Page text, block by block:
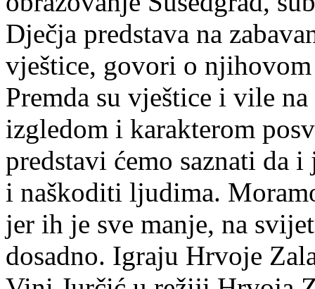
Dječja predstava na
vještice, govori o
Premda su vještice i vile
izgledom i karakterom
predstavi ćemo saznati da
i naškoditi ljudima.
jer ih je sve manje, na
dosadno. Igraju Hrvoje